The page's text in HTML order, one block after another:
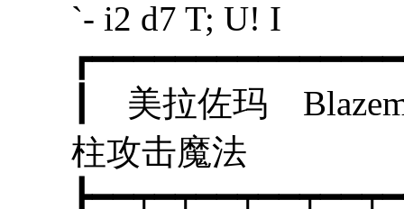
`- i2 d7 T; U! I
┃ 美拉佐玛
柱攻击